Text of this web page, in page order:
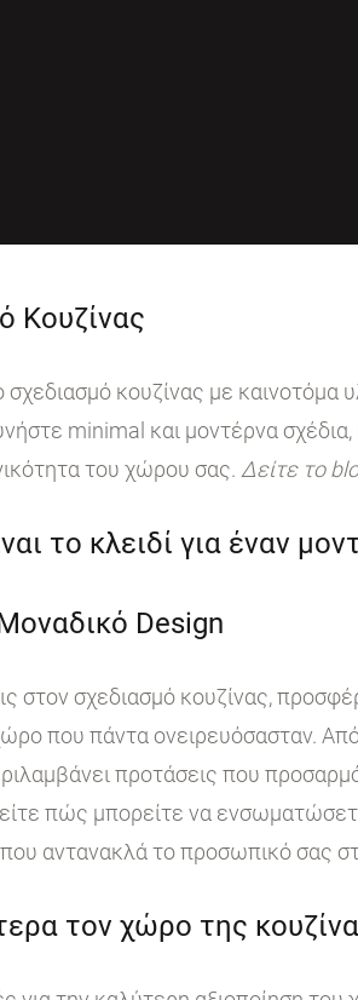
Κουζίνας
κουζίνας με καινοτόμα
minimal και μοντέρνα
του χώρου σας. Δείτε το
το κλειδί για έναν
Design
στον σχεδιασμό κουζίνας,
που πάντα ονειρευόσασταν.
προτάσεις που
πώς μπορείτε να
αντανακλά το προσωπικό σας
τον χώρο της